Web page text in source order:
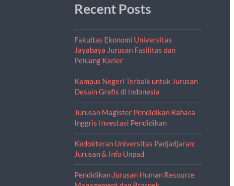
Recent Posts
Fakultas Ekonomi Universitas
Jayabaya Jurusan Fasilitas dan
Peluang Karier
Kampus Negeri Terbaik untuk Jurusan
Desain Grafis di Indonesia
Jurusan Magister Pendidikan Bahasa
Inggris Investasi Pendidikan
Kedokteran Universitas Padjadjaran:
Jurusan & Info Unpad
Pendidikan Jurusan Human Resource